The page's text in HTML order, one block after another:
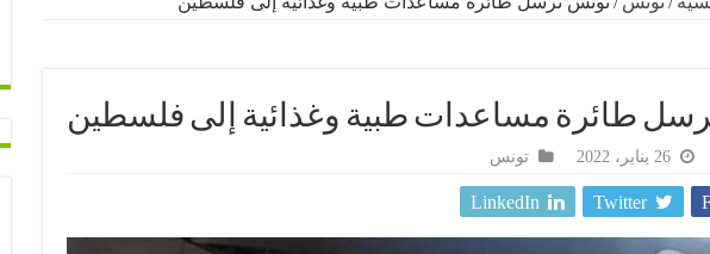
طائرة مساعدات طبية وغذائية إلى فلسطين
26 يناير، 2022 تونس
Twitter
LinkedIn